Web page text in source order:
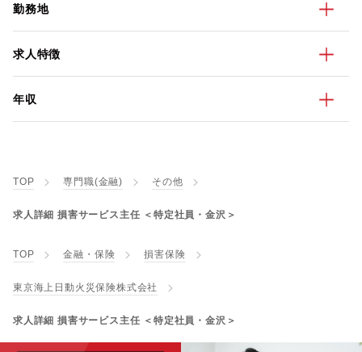
勤務地
求人特徴
年収
TOP 専門職(金融) その他
求人詳細 損害サービス主任 ＜特定社員・金沢＞
TOP 金融・保険 損害保険
東京海上日動火災保険株式会社
求人詳細 損害サービス主任 ＜特定社員・金沢＞